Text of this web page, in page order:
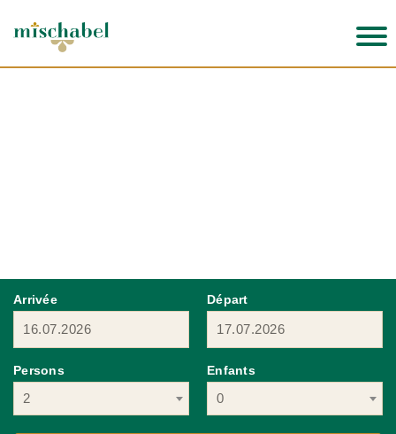
Arrivée Départ
Persons
2
Enfants
0